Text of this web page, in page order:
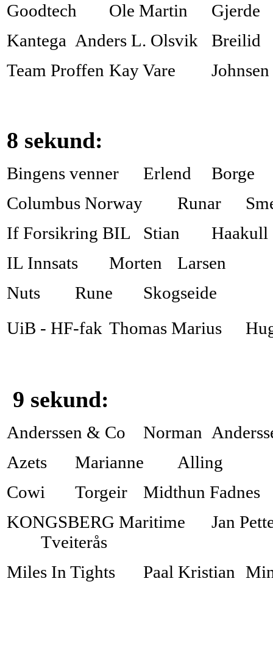
Goodtech
Ole Martin
Gjerde
Kantega Anders L. Olsvik
Breilid
Team Proffen Kay Vare Johnsen
8 sekund:
Bingens venner Erlend
Borge
Columbus Norway
Runar
If Forsikring BIL
Stian
Haakull
IL Innsats
Morten
Larsen
Nuts
Rune
Skogseide
UiB - HF-fak Thomas Marius
9 sekund:
Anderssen & Co Norman
Azets
Marianne
Alling
Cowi
Torgeir
Midthun Fadnes
KONGSBERG Maritime
Jan
Tveiterås
Miles In Tights
Paal Kristian